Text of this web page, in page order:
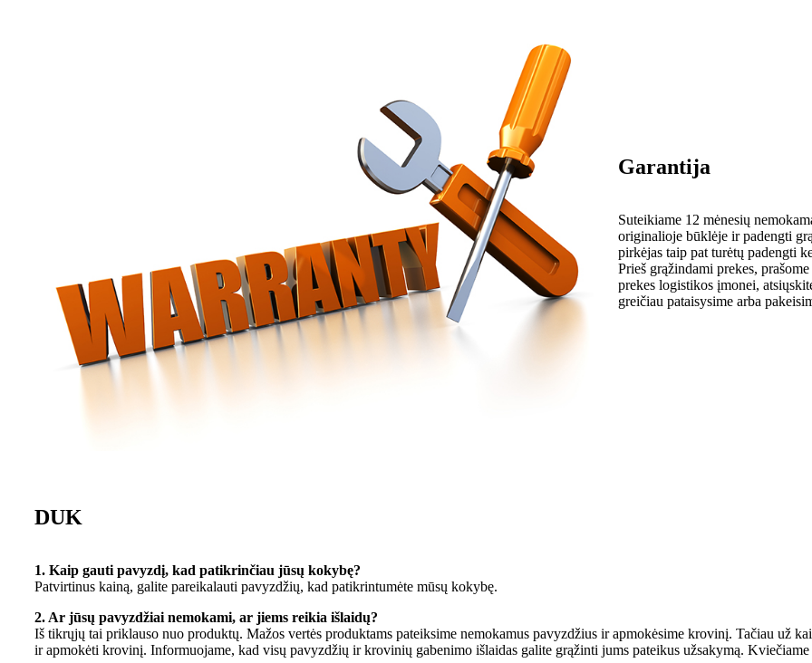
Garantija
Suteikiame 12 mėnesių
originalioje būklėje ir padengti
pirkėjas taip pat turėtų padengti
Prieš grąžindami prekes,
prekes logistikos įmonei,
greičiau pataisysime arba
DUK
1. Kaip gauti pavyzdį, kad patikrinčiau jūsų kokybę?
Patvirtinus kainą, galite pareikalauti pavyzdžių, kad patikrintumėte mūsų kokybę.
2. Ar jūsų pavyzdžiai nemokami, ar jiems reikia išlaidų?
Iš tikrųjų tai priklauso nuo produktų. Mažos vertės produktams pateiksime nemokamus pavyzdžius ir apmokėsime krovinį. Tačiau už
ir apmokėti krovinį. Informuojame, kad visų pavyzdžių ir krovinių gabenimo išlaidas galite grąžinti jums pateikus užsakymą.